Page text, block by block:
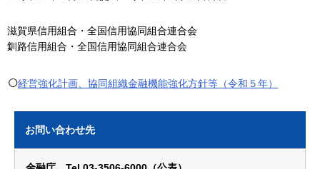
滋賀県信用組合・全国信用協同組合連合会
釧路信用組合・全国信用協同組合連合会
経営強化計画、協同組織金融機能強化方針等（令和５年）
お問い合わせ先